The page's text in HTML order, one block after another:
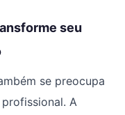
seu
se preocupa
A